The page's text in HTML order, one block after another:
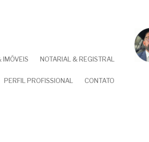
IMÓVEIS NOTARIAL & REGISTRAL
PERFIL PROFISSIONAL CONTATO